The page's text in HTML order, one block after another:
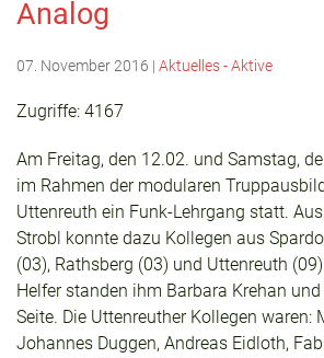
Analog
07. November 2016 | Aktuelles - Aktive
Zugriffe: 4167
Am Freitag, den 12.02. und Samstag,
im Rahmen der modularen
Uttenreuth ein Funk-Lehrgang statt.
Strobl konnte dazu Kollegen aus
(03), Rathsberg (03) und Uttenreuth
Helfer standen ihm Barbara Krehan
Seite. Die Uttenreuther Kollegen waren:
Johannes Duggen, Andreas Eidloth,